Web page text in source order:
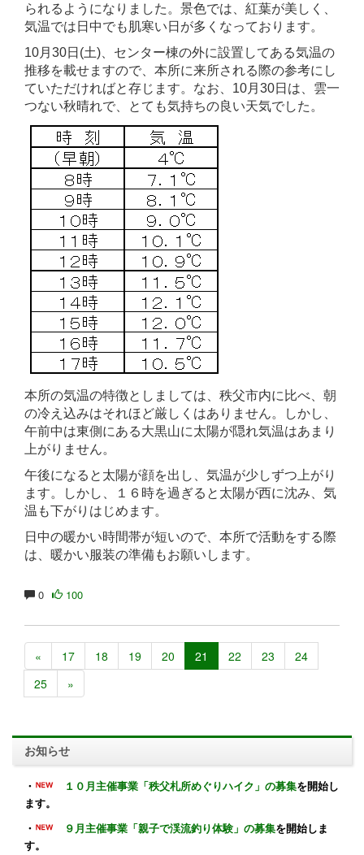
られるようになりました。景色では、紅葉が美しく、
気温では日中でも肌寒い日が多くなっております。
10月30日(土)、センター棟の外に設置してある気温の
推移を載せますので、本所に来所される際の参考にし
ていただければと存じます。なお、10月30日は、雲一
つない秋晴れで、とても気持ちの良い天気でした。
本所の気温の特徴としましては、秩父市内に比べ、朝
の冷え込みはそれほど厳しくはありません。しかし、
午前中は東側にある大黒山に太陽が隠れ気温はあまり
上がりません。
午後になると太陽が顔を出し、気温が少しずつ上がり
ます。しかし、１６時を過ぎると太陽が西に沈み、気
温も下がりはじめます。
日中の暖かい時間帯が短いので、本所で活動をする際
は、暖かい服装の準備もお願いします。
0 100
« 17 18 19 20 21 22 23
24
25
»
お知らせ
・ １０月主催事業「秩父札所めぐりハイク」の募集を開始し
ます。
・ ９月主催事業「親子で渓流釣り体験」の募集を開始しま
す。